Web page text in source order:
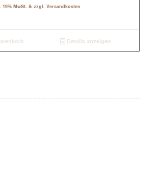
19% MwSt. & zzgl. Versandkosten
Details anzeigen